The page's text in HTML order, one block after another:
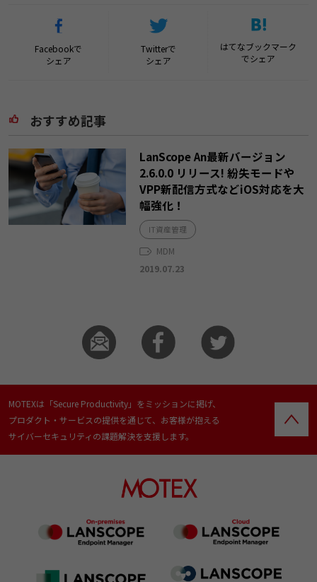
Facebookで
シェア
Twitterで
シェア
はてなブックマーク
でシェア
おすすめ記事
LanScope An最新バージョン
2.6.0.0 リリース! 紛失モードや
VPP新配信方式などiOS対応を大
幅強化！
IT資産管理
MDM
2019.07.23
MOTEXは「Secure Productivity」をミッションに掲げ、
プロダクト・サービスの提供を通じて、お客様が抱える
サイバーセキュリティの課題解決を支援します。